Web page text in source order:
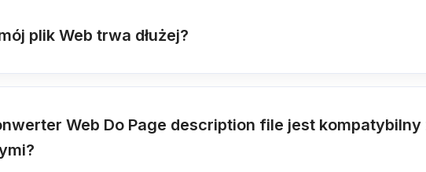
plik Web trwa dłużej?
Web Do Page description file jest